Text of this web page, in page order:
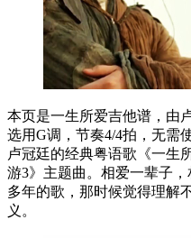
本页是一生所爱吉他谱，由
选用G调，节奏4/4拍，无需
卢冠廷的经典粤语歌《一生
游3》主题曲。相爱一辈子
多年的歌，那时候觉得理解
义。